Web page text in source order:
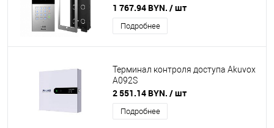
Wall с коробкой для врезного
монтажа в комплекте
1 767.94 BYN. / шт
Подробнее
Терминал контроля доступа Akuvox
A092S
2 551.14 BYN. / шт
Подробнее